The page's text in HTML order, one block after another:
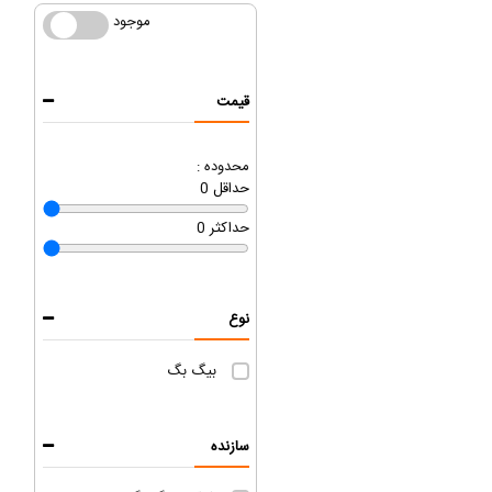
موجود موجود
قیمت
محدوده :
0 حداقل
0 حداکثر
نوع
بیگ بگ
سازنده